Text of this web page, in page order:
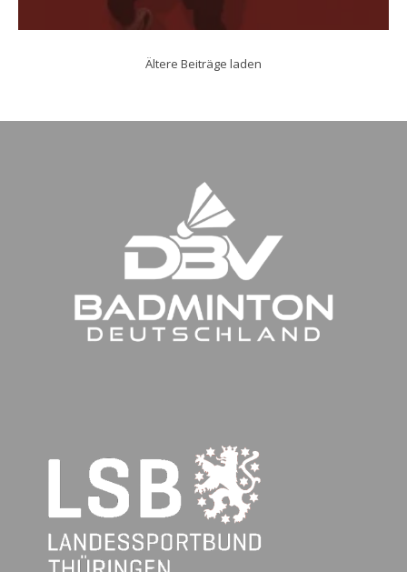
Ältere Beiträge laden